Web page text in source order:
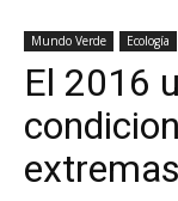
Mundo Verde Ecología
El 2016
extremas